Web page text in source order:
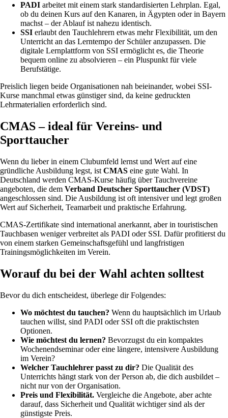
PADI arbeitet mit einem stark standardisierten Lehrplan. Egal,
ob du deinen Kurs auf den Kanaren, in Ägypten oder in Bayern
machst – der Ablauf ist nahezu identisch.
SSI erlaubt den Tauchlehrern etwas mehr Flexibilität, um den
Unterricht an das Lerntempo der Schüler anzupassen. Die
digitale Lernplattform von SSI ermöglicht es, die Theorie
bequem online zu absolvieren – ein Pluspunkt für viele
Berufstätige.
Preislich liegen beide Organisationen nah beieinander, wobei SSI-
Kurse manchmal etwas günstiger sind, da keine gedruckten
Lehrmaterialien erforderlich sind.
CMAS – ideal für Vereins- und
Sporttaucher
Wenn du lieber in einem Clubumfeld lernst und Wert auf eine
gründliche Ausbildung legst, ist CMAS eine gute Wahl. In
Deutschland werden CMAS-Kurse häufig über Tauchvereine
angeboten, die dem Verband Deutscher Sporttaucher (VDST)
angeschlossen sind. Die Ausbildung ist oft intensiver und legt großen
Wert auf Sicherheit, Teamarbeit und praktische Erfahrung.
CMAS-Zertifikate sind international anerkannt, aber in touristischen
Tauchbasen weniger verbreitet als PADI oder SSI. Dafür profitierst du
von einem starken Gemeinschaftsgefühl und langfristigen
Trainingsmöglichkeiten im Verein.
Worauf du bei der Wahl achten solltest
Bevor du dich entscheidest, überlege dir Folgendes:
Wo möchtest du tauchen? Wenn du hauptsächlich im Urlaub
tauchen willst, sind PADI oder SSI oft die praktischsten
Optionen.
Wie möchtest du lernen? Bevorzugst du ein kompaktes
Wochenendseminar oder eine längere, intensivere Ausbildung
im Verein?
Welcher Tauchlehrer passt zu dir? Die Qualität des
Unterrichts hängt stark von der Person ab, die dich ausbildet –
nicht nur von der Organisation.
Preis und Flexibilität. Vergleiche die Angebote, aber achte
darauf, dass Sicherheit und Qualität wichtiger sind als der
günstigste Preis.